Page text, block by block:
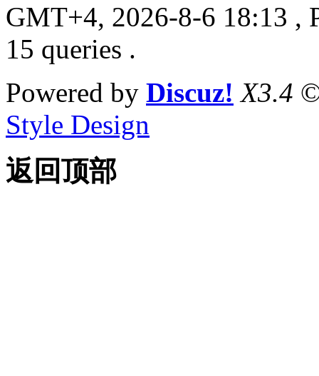
GMT+4, 2026-8-6 18:13 ,
15 queries .
Powered by Discuz! X3.4
Style Design
返回顶部